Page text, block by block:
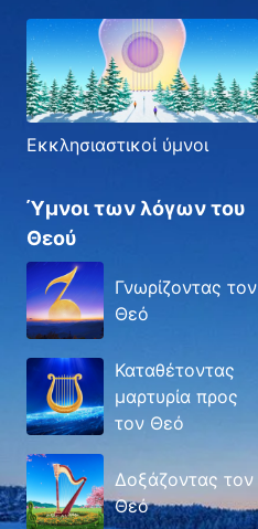
Εκκλησιαστικοί ύμνοι
Ύμνοι των λόγων του
Θεού
Γνωρίζοντας τον
Θεό
Καταθέτοντας
μαρτυρία προς
τον Θεό
Δοξάζοντας τον
Θεό